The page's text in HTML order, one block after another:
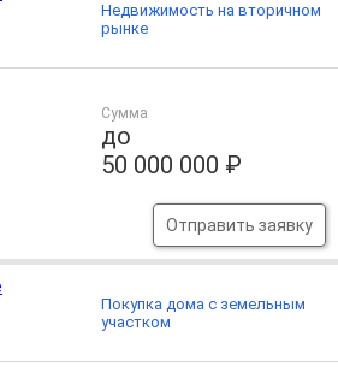
Сумма
до
50 000 000 ₽
Отправить заявку
Недвижимость на вторичном
рынке
Покупка дома с земельным
участком